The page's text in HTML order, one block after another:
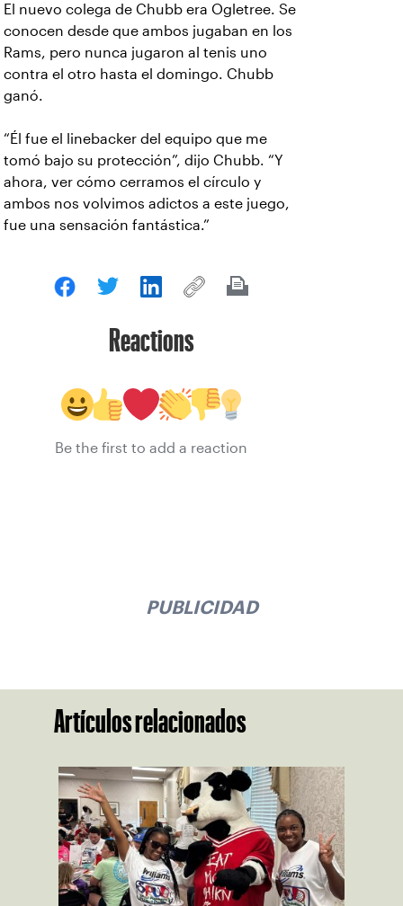
El nuevo colega de Chubb era Ogletree. Se
conocen desde que ambos jugaban en los
Rams, pero nunca jugaron al tenis uno
contra el otro hasta el domingo. Chubb
ganó.
“Él fue el linebacker del equipo que me
tomó bajo su protección”, dijo Chubb. “Y
ahora, ver cómo cerramos el círculo y
ambos nos volvimos adictos a este juego,
fue una sensación fantástica.”
Reactions
Be the first to add a reaction
PUBLICIDAD
Artículos relacionados